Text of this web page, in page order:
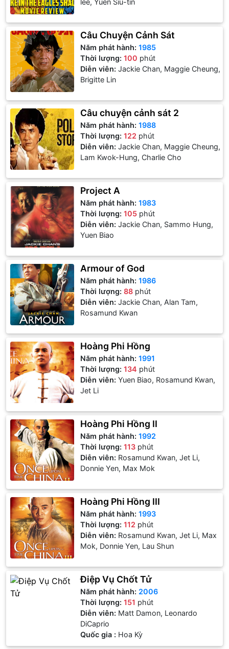
lee, Yuen Siu-tin
Câu Chuyện Cảnh Sát
Năm phát hành:1985
Thời lượng:100 phút
Diễn viên:Jackie Chan, Maggie Cheung,
Brigitte Lin
Câu chuyện cảnh sát 2
Năm phát hành:1988
Thời lượng:122 phút
Diễn viên:Jackie Chan, Maggie Cheung,
Lam Kwok-Hung, Charlie Cho
Project A
Năm phát hành:1983
Thời lượng:105 phút
Diễn viên:Jackie Chan, Sammo Hung,
Yuen Biao
Armour of God
Năm phát hành:1986
Thời lượng:88 phút
Diễn viên:Jackie Chan, Alan Tam,
Rosamund Kwan
Hoàng Phi Hồng
Năm phát hành:1991
Thời lượng:134 phút
Diễn viên:Yuen Biao, Rosamund Kwan,
Jet Li
Hoàng Phi Hồng II
Năm phát hành:1992
Thời lượng:113 phút
Diễn viên: Rosamund Kwan, Jet Li,
Donnie Yen, Max Mok
Hoàng Phi Hồng III
Năm phát hành:1993
Thời lượng:112 phút
Diễn viên: Rosamund Kwan, Jet Li, Max
Mok, Donnie Yen, Lau Shun
Điệp Vụ Chốt Tử
Năm phát hành: 2006
Thời lượng:151 phút
Diễn viên: Matt Damon, Leonardo
DiCaprio
Quốc gia : Hoa Kỳ